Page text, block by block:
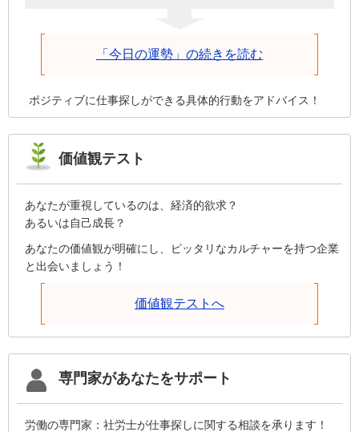
分が歩を進めることを前提に、深刻にならず明るく元気に
話しかけた方が、今日は物事がうまくいきます。
「今日の運勢」の続きを読む
ポジティブに仕事探しができる具体的行動をアドバイス！
価値観テスト
あなたが重視しているのは、経済的欲求？
あるいは自己成長？
あなたの価値観が明確にし、ピッタリなカルチャーを持つ企業
と出会いましょう！
価値観テストへ
専門家があなたをサポート
労働の専門家：社労士が仕事探しに関する相談を承ります！